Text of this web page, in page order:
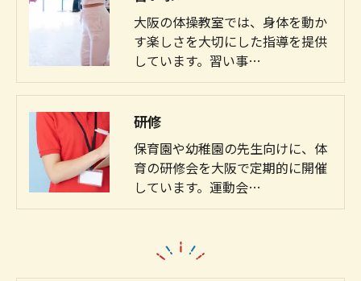
大阪の体操教室では、身体を動か
す楽しさを大切にした指導を提供
しています。習い事…
研修
保育園や幼稚園の先生向けに、体
育の研修会を大阪で定期的に開催
しています。運動会…